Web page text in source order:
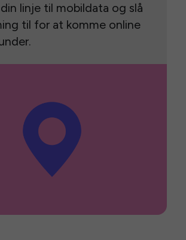
linje til mobildata og slå
til for at komme online